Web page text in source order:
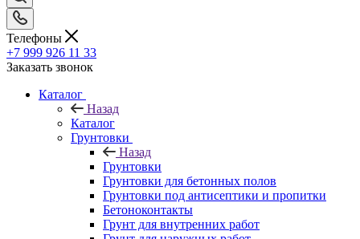
Телефоны
+7 999 926 11 33
Заказать звонок
Каталог
Назад
Каталог
Грунтовки
Назад
Грунтовки
Грунтовки для бетонных полов
Грунтовки под антисептики и пропитки
Бетоноконтакты
Грунт для внутренних работ